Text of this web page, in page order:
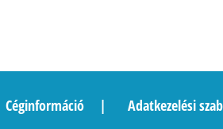
Céginformáció Adatkezelési